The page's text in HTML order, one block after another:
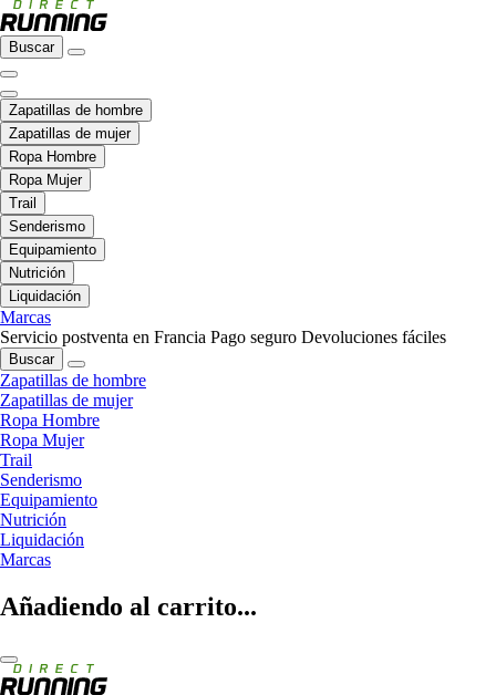
Buscar
Zapatillas de hombre
Zapatillas de mujer
Ropa Hombre
Ropa Mujer
Trail
Senderismo
Equipamiento
Nutrición
Liquidación
Marcas
Servicio postventa en Francia Pago seguro Devoluciones fáciles
Buscar
Zapatillas de hombre
Zapatillas de mujer
Ropa Hombre
Ropa Mujer
Trail
Senderismo
Equipamiento
Nutrición
Liquidación
Marcas
Añadiendo al carrito...